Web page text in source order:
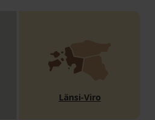
Länsi-Viro